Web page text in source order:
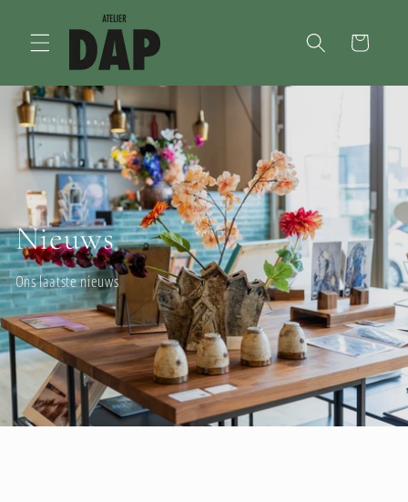
content
Winkelwagen
Nieuws
Ons laatste nieuws